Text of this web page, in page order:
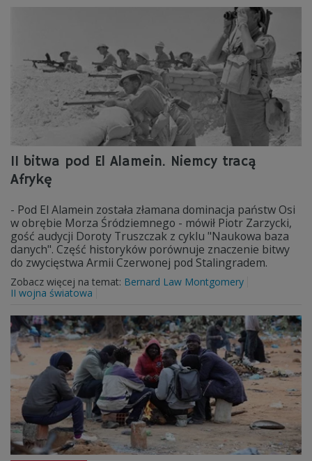
II bitwa pod El Alamein. Niemcy tracą
Afrykę
- Pod El Alamein została złamana dominacja państw Osi
w obrębie Morza Śródziemnego - mówił Piotr Zarzycki,
gość audycji Doroty Truszczak z cyklu "Naukowa baza
danych". Część historyków porównuje znaczenie bitwy
do zwycięstwa Armii Czerwonej pod Stalingradem.
Zobacz więcej na temat: Bernard Law Montgomery
II wojna światowa